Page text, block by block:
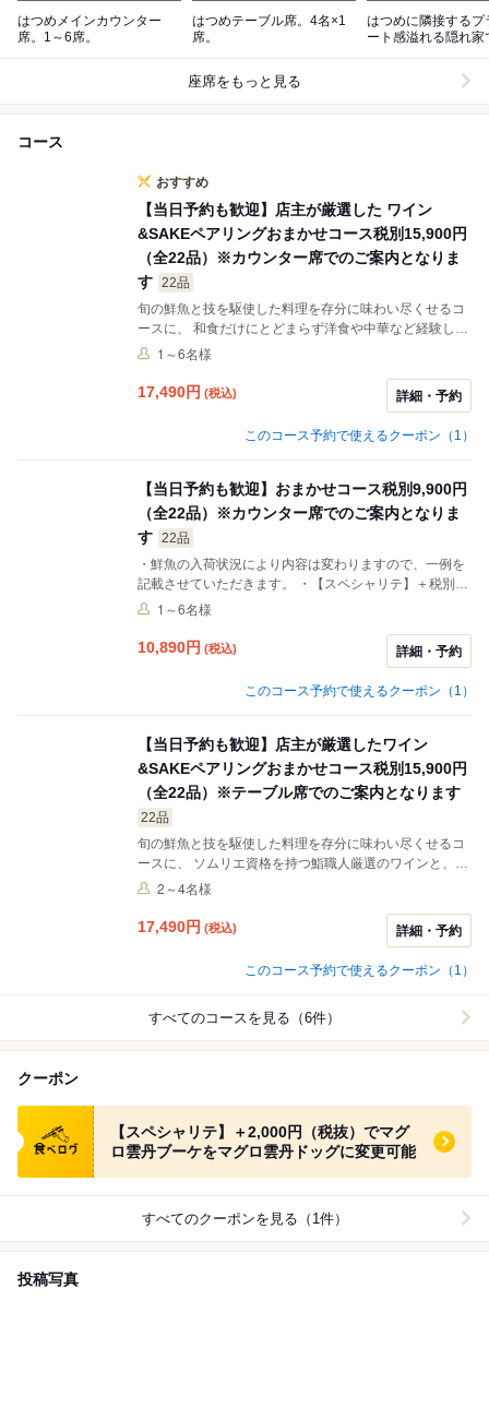
はつめメインカウンター
席。1～6席。
はつめテーブル席。4名×1
席。
はつめに隣接するプ
ート感溢れる隠れ家
座席をもっと見る
コース
おすすめ
【当日予約も歓迎】店主が厳選した ワイン
&SAKEペアリングおまかせコース税別15,900円
（全22品）※カウンター席でのご案内となりま
す 22品
旬の鮮魚と技を駆使した料理を存分に味わい尽くせるコ
ースに、 和食だけにとどまらず洋食や中華など経験した
職人達の厳選ワインと、日本酒マイスターのチョイスす
げてくれます。 ・日本酒の量はご自身の飲める量に合わ
円で、コース1品目のマグロ脳天ウニブーケを当店スペ
シャリテ「マグロ脳天ウニドッグ」に変更可能。
1～6名様
17,490円 (税込) 詳細・予約
このコース予約で使えるクーポン（1）
【当日予約も歓迎】おまかせコース税別9,900円
（全22品）※カウンター席でのご案内となりま
す 22品
・鮮魚の入荷状況により内容は変わりますので、一例を
記載させていただきます。 ・【スペシャリテ】＋税別
2,000円で、コース1品目のマグロ脳天ウニブーケを当店
1～6名様
10,890円 (税込) 詳細・予約
このコース予約で使えるクーポン（1）
【当日予約も歓迎】店主が厳選したワイン
&SAKEペアリングおまかせコース税別15,900円
（全22品）※テーブル席でのご案内となります
22品
旬の鮮魚と技を駆使した料理を存分に味わい尽くせるコ
ースに、 ソムリエ資格を持つ鮨職人厳選のワインと、日
本酒マイスターのチョイスする美酒を合わせ、お料理の
量はご自身の飲める量に合わせて調整可能です ※予約2
名様中1名様のみペアリングといった対応も可能です ・
【スペシャリテ】＋税別2,000円で、コース1品目のマグ
ロ脳天ウニブーケを当店スペシャリテ「マグロ脳天ウニ
ドッグ」に変更可能。
2～4名様
17,490円 (税込) 詳細・予約
このコース予約で使えるクーポン（1）
すべてのコースを見る（6件）
クーポン
食べログ クーポン
【スペシャリテ】＋2,000円（税抜）でマグ
ロ雲丹ブーケをマグロ雲丹ドッグに変更可能
すべてのクーポンを見る（1件）
投稿写真